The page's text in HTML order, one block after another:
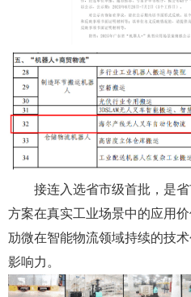
接连入选省市级首批，是
方案在真实工业场景中的应用
劢微在智能物流领域持续的技
影响力。